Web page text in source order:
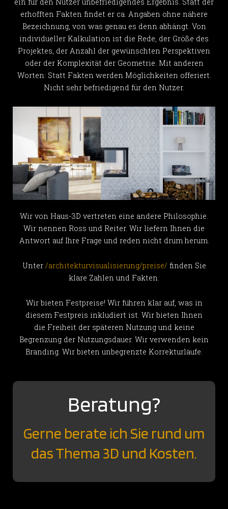
erhofften Fakten findet er ca. Angaben ohne nähere
Bezeichnung, von was genau es denn abhängt. Von
individueller Kalkulation ist die Rede, der Größe des
Projektes, der Anzahl der gewünschten Perspektiven
oder der Komplexität der Geometrie. Mit anderen
Worten: Statt Fakten werden Möglichkeiten offeriert.
Nicht sehr befriedigend für den Nutzer.
Wir von Haus-3D vertreten eine andere Philosophie.
Wir nennen Ross und Reiter. Wir liefern Ihnen die
Antwort auf Ihre Frage und reden nicht drum herum.
Unter /architekturvisualisierung/preise/ finden Sie
klare Zahlen und Fakten.
Wir bieten Festpreise! Wir führen klar auf, was in
diesem Festpreis inkludiert ist. Wir bieten Ihnen
die Freiheit der späteren Nutzung und keine
Begrenzung der Nutzungsdauer. Wir verwenden kein
Branding. Wir bieten unbegrenzte Korrekturläufe.
Beratung?
Gerne berate ich Sie rund um
das Thema 3D und Kosten.